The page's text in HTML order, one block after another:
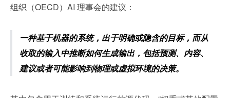
组织（OECD）AI 理事会的建议：
一种基于机器的系统，出于明确或隐含的目标，而从
收取的输入中推断如何生成输出，包括预测、内容、
建议或者可能影响到物理或虚拟环境的决策。